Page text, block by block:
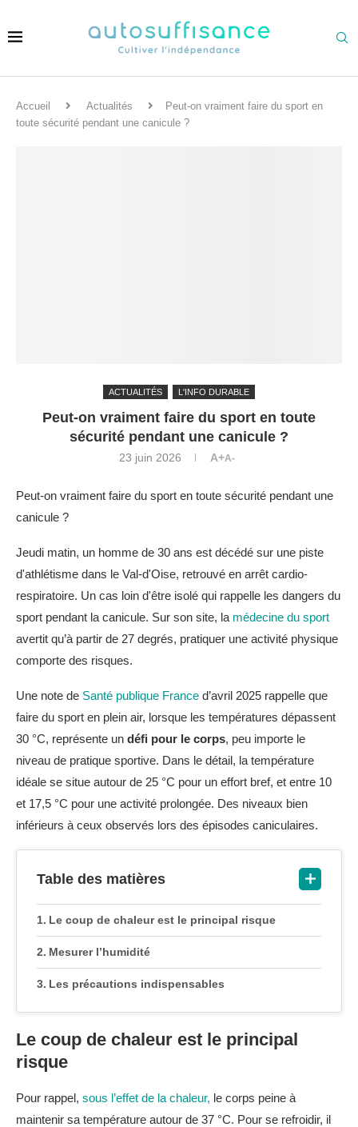
Accueil Actualités
Peut-on vraiment faire du sport en
toute sécurité pendant une canicule ?
ACTUALITÉS L'INFO DURABLE
Peut-on vraiment faire du sport en toute
sécurité pendant une canicule ?
23 juin 2026 A+A-
Peut-on vraiment faire du sport en toute sécurité pendant une
canicule ?
Jeudi matin, un homme de 30 ans est décédé sur une piste
d'athlétisme dans le Val-d'Oise, retrouvé en arrêt cardio-
respiratoire. Un cas loin d'être isolé qui rappelle les dangers du
sport pendant la canicule. Sur son site, la médecine du sport
avertit qu’à partir de 27 degrés, pratiquer une activité physique
comporte des risques.
Une note de Santé publique France d’avril 2025 rappelle que
faire du sport en plein air, lorsque les températures dépassent
30 °C, représente un défi pour le corps, peu importe le
niveau de pratique sportive. Dans le détail, la température
idéale se situe autour de 25 °C pour un effort bref, et entre 10
et 17,5 °C pour une activité prolongée. Des niveaux bien
inférieurs à ceux observés lors des épisodes caniculaires.
Table des matières
Le coup de chaleur est le principal risque
Mesurer l’humidité
Les précautions indispensables
Le coup de chaleur est le principal
risque
Pour rappel, sous l’effet de la chaleur, le corps peine à
maintenir sa température autour de 37 °C. Pour se refroidir, il